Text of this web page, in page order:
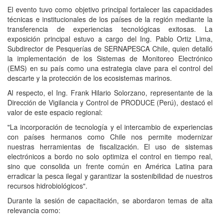
El evento tuvo como objetivo principal fortalecer las capacidades
técnicas e institucionales de los países de la región mediante la
transferencia de experiencias tecnológicas exitosas. La
exposición principal estuvo a cargo del Ing. Pablo Ortiz Lima,
Subdirector de Pesquerías de SERNAPESCA Chile, quien detalló
la implementación de los Sistemas de Monitoreo Electrónico
(EMS) en su país como una estrategia clave para el control del
descarte y la protección de los ecosistemas marinos.
Al respecto, el Ing. Frank Hilario Solorzano, representante de la
Dirección de Vigilancia y Control de PRODUCE (Perú), destacó el
valor de este espacio regional:
"La incorporación de tecnología y el intercambio de experiencias
con países hermanos como Chile nos permite modernizar
nuestras herramientas de fiscalización. El uso de sistemas
electrónicos a bordo no solo optimiza el control en tiempo real,
sino que consolida un frente común en América Latina para
erradicar la pesca ilegal y garantizar la sostenibilidad de nuestros
recursos hidrobiológicos".
Durante la sesión de capacitación, se abordaron temas de alta
relevancia como: